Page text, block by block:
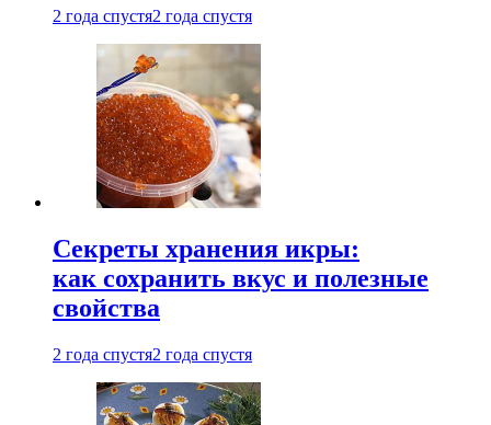
2 года спустя2 года спустя
Секреты хранения икры:
как сохранить вкус и полезные
свойства
2 года спустя2 года спустя